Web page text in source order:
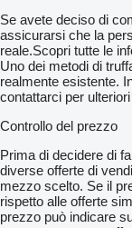
Se avete deciso di
assicurarsi che la
reale.Scopri tutte le
Uno dei metodi di
realmente esistente.
contattarci per
Controllo del prezzo
Prima di decidere di
diverse offerte di
mezzo scelto. Se il
rispetto alle offerte
prezzo può indicare